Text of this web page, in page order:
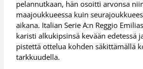
pelannutkaan, hän osoitti arvonsa
maajoukkueessa kuin
aikana. Italian Serie A:n Reggio
karisti alkukipsinsä kevään edetessä
pistettä ottelua kohden säkittämällä
tarkkuudella.